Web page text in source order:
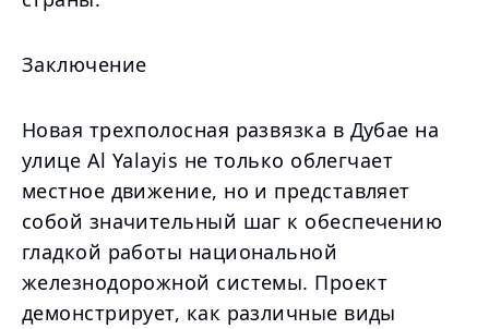
Заключение
Новая трехполосная развязка в Дубае на
улице Al Yalayis не только облегчает
местное движение, но и представляет
собой значительный шаг к обеспечению
гладкой работы национальной
железнодорожной системы. Проект
демонстрирует, как различные виды